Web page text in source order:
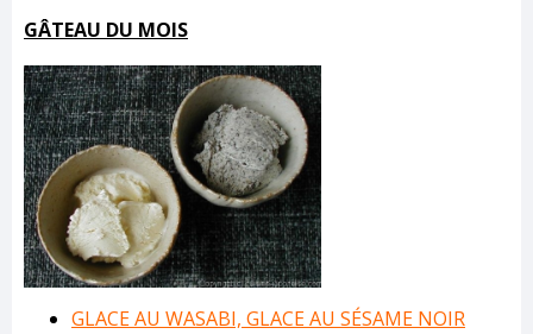
GÂTEAU DU MOIS
GLACE AU WASABI, GLACE AU SÉSAME NOIR